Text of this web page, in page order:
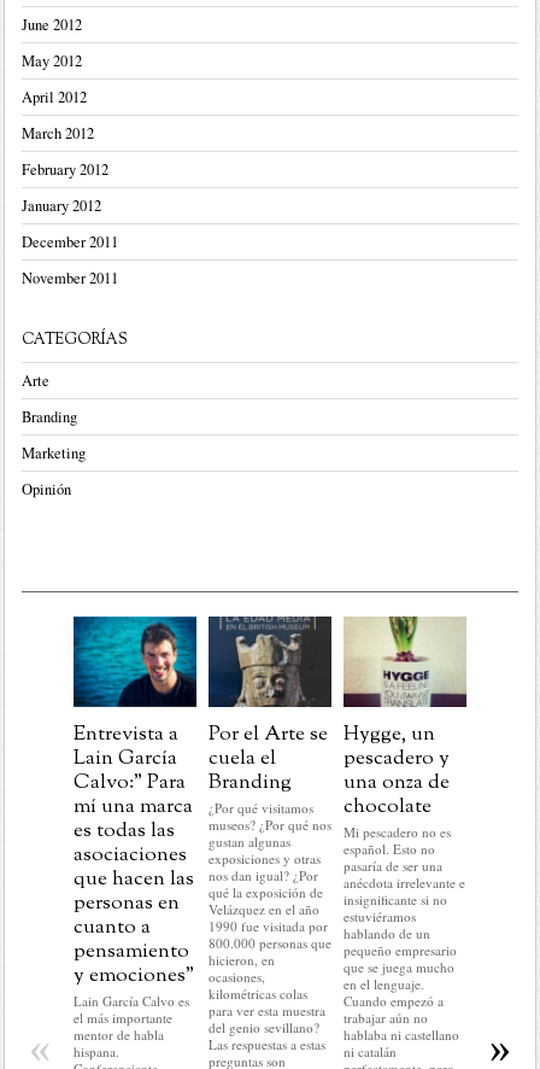
June 2012
May 2012
April 2012
March 2012
February 2012
January 2012
December 2011
November 2011
CATEGORÍAS
Arte
Branding
Marketing
Opinión
Entrevista a
Lain García
Calvo:” Para
mí una marca
es todas las
asociaciones
que hacen las
personas en
cuanto a
pensamiento
y emociones”
Lain García Calvo es
el más importante
mentor de habla
hispana.
Por el Arte se
cuela el
Branding
¿Por qué visitamos
museos? ¿Por qué nos
gustan algunas
exposiciones y otras
nos dan igual? ¿Por
qué la exposición de
Velázquez en el año
1990 fue visitada por
800.000 personas que
hicieron, en
ocasiones,
kilométricas colas
para ver esta muestra
del genio sevillano?
Las respuestas a estas
preguntas son
Hygge, un
pescadero y
una onza de
chocolate
Mi pescadero no es
español. Esto no
pasaría de ser una
anécdota irrelevante e
insignificante si no
estuviéramos
hablando de un
pequeño empresario
que se juega mucho
en el lenguaje.
Cuando empezó a
trabajar aún no
hablaba ni castellano
ni catalán
llegar.
no voy a
« »